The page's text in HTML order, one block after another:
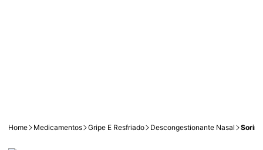
Home Medicamentos Gripe E Resfriado Descongestionante Nasal